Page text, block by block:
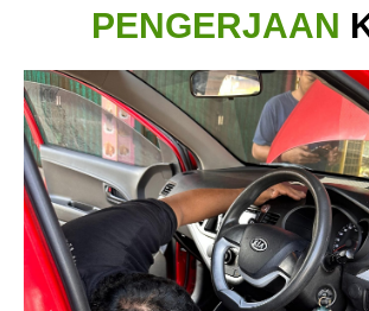
PENGERJAAN